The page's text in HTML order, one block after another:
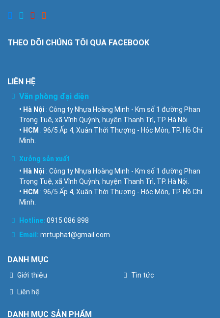
THEO DÕI CHÚNG TÔI QUA FACEBOOK
LIÊN HỆ
Văn phòng đại diện
• Hà Nội : Công ty Nhựa Hoàng Minh - Km số 1 đường Phan
Trọng Tuệ, xã Vĩnh Quỳnh, huyện Thanh Trì, TP. Hà Nội.
• HCM : 96/5 Ấp 4, Xuân Thới Thượng - Hóc Môn, TP. Hồ Chí
Minh.
Xưởng sản xuất
• Hà Nội : Công ty Nhựa Hoàng Minh - Km số 1 đường Phan
Trọng Tuệ, xã Vĩnh Quỳnh, huyện Thanh Trì, TP. Hà Nội.
• HCM : 96/5 Ấp 4, Xuân Thới Thượng - Hóc Môn, TP. Hồ Chí
Minh.
Hotline: 0915 086 898
Email: mrtuphat@gmail.com
DANH MỤC
Giới thiệu
Liên hệ
Tin tức
DANH MỤC SẢN PHẨM